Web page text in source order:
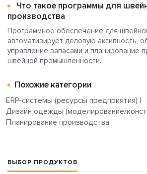
Что такое программы для
производства
Программное обеспечение для
автоматизирует деловую активность,
управление запасами и планирование
швейной промышленности.
Похожие категории
ERP-системы (ресурсы предприятия) |
Дизайн одежды (моделирование/
Планирование производства
ВЫБОР ПРОДУКТОВ